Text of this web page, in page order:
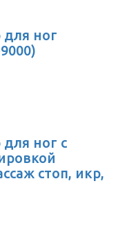
ног
ног с
стоп, икр,